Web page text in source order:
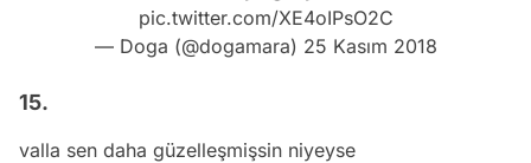
pic.twitter.com/XE4oIPsO2C
— Doga (@dogamara) 25 Kasım 2018
15.
valla sen daha güzelleşmişsin niyeyse